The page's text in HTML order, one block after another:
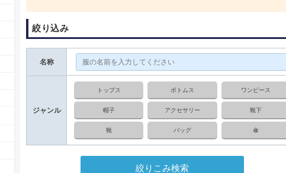
絞り込み
名称
ジャンル
トップス ボトムス ワンピース
帽子 アクセサリー 靴下
靴 バッグ 傘